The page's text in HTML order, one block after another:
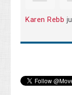
Karen Rebb